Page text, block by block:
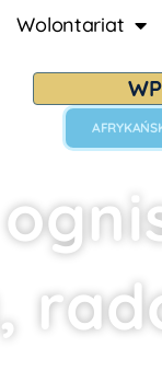
Wolontariat